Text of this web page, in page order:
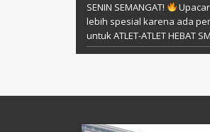
SENIN SEMANGAT!
lebih spesial karena ada
untuk ATLET-ATLET HEBAT